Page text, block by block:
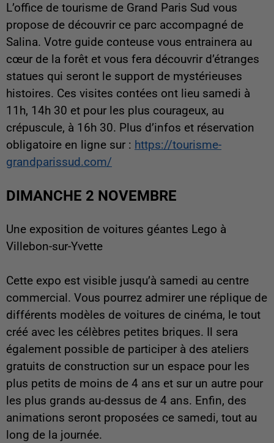
L’office de tourisme de Grand Paris Sud vous
propose de découvrir ce parc accompagné de
Salina. Votre guide conteuse vous entrainera au
cœur de la forêt et vous fera découvrir d’étranges
statues qui seront le support de mystérieuses
histoires. Ces visites contées ont lieu samedi à
11h, 14h 30 et pour les plus courageux, au
crépuscule, à 16h 30. Plus d’infos et réservation
obligatoire en ligne sur : https://tourisme-
grandparissud.com/
DIMANCHE 2 NOVEMBRE
Une exposition de voitures géantes Lego à
Villebon-sur-Yvette
Cette expo est visible jusqu’à samedi au centre
commercial. Vous pourrez admirer une réplique de
différents modèles de voitures de cinéma, le tout
créé avec les célèbres petites briques. Il sera
également possible de participer à des ateliers
gratuits de construction sur un espace pour les
plus petits de moins de 4 ans et sur un autre pour
les plus grands au-dessus de 4 ans. Enfin, des
animations seront proposées ce samedi, tout au
long de la journée.